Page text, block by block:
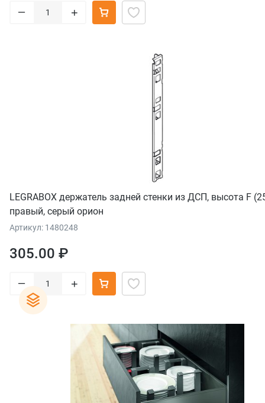
– +
LEGRABOX держатель задней стенки из ДСП, высота F
правый, серый орион
Артикул: 1480248
305.00 ₽
– +